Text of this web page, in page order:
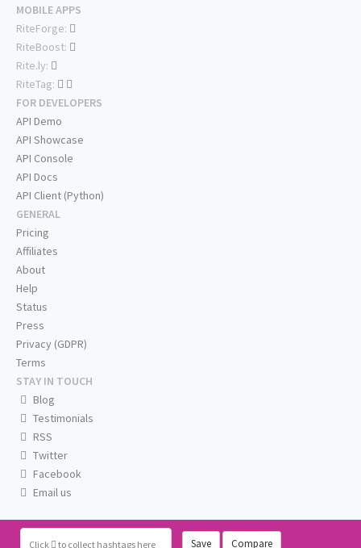
Click to collect hashtags here Save Compare
MOBILE APPS
RiteForge:
RiteBoost:
Rite.ly:
RiteTag:
FOR DEVELOPERS
API Demo
API Showcase
API Console
API Docs
API Client (Python)
GENERAL
Pricing
Affiliates
About
Help
Status
Press
Privacy (GDPR)
Terms
STAY IN TOUCH
Blog
Testimonials
RSS
Twitter
Facebook
Email us